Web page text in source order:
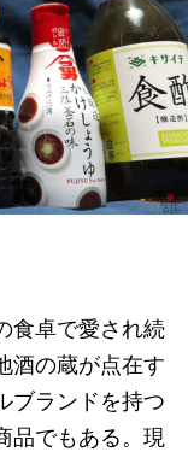
食卓で愛され続
酒の蔵が点在す
ブランドを持つ
品でもある。現